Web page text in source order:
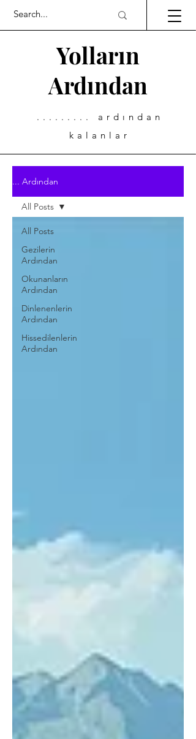
Yolların
Ardından
......... ardından
kalanlar
... Ardından
All Posts
Gezilerin
Ardından
Okunanların
Ardından
Dinlenenlerin
Ardından
Hissedilenlerin
Ardından
All Posts